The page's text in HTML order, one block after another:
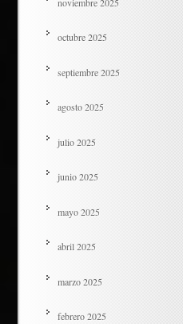
octubre 2025
septiembre 2025
agosto 2025
julio 2025
junio 2025
mayo 2025
abril 2025
marzo 2025
febrero 2025